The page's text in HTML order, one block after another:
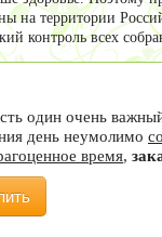
на территории
контроль всех
один очень
день неумолимо
время,